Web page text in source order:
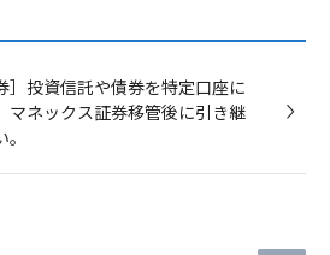
］投資信託や債券を特定口座に
マネックス証券移管後に引き継